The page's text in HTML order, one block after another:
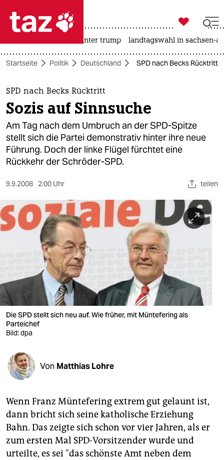
 taz zahl ich
taz zahl ich
themen
politik
öko
gesellschaft
kultur
sport
berlin
wahrheit
verlag
verlag
veranstaltungen
shop
fragen & hilfe
abo
genossenschaft
epaper login

taz zahl ich
usa unter trump landtagswahl in sachsen-
Startseite Politik Deutschland SPD nach Becks Rücktritt:
SPD nach Becks Rücktritt
Sozis auf Sinnsuche
Am Tag nach dem Umbruch an der SPD-Spitze
stellt sich die Partei demonstrativ hinter ihre neue
Führung. Doch der linke Flügel fürchtet eine
Rückkehr der Schröder-SPD.
9.9.2008 2:00 Uhr teilen
Die SPD stellt sich neu auf. Wie früher, mit Müntefering als
Parteichef
Bild: dpa
Von Matthias Lohre
Wenn Franz Müntefering extrem gut gelaunt ist,
dann bricht sich seine katholische Erziehung
Bahn. Das zeigte sich schon vor vier Jahren, als er
zum ersten Mal SPD-Vorsitzender wurde und
urteilte, es sei "das schönste Amt neben dem